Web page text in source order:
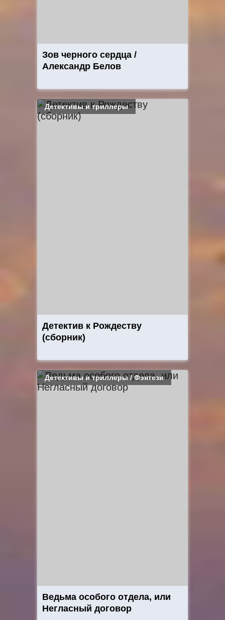
Зов черного сердца /
Александр Белов
Детективы и триллеры
Детектив к Рождеству
(сборник)
Детективы и триллеры / Фэнтези
Ведьма особого отдела, или
Негласный договор